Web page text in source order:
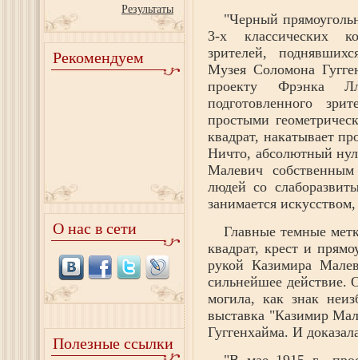
Результаты
Рекомендуем
О нас в сети
Полезные ссылки
"Черный
3-х классических
зрителей,
Музея Соломона
проекту Фрэнка
подготовленного
простыми
квадрат, накатывает
Ничто, абсолютный
Малевич
людей со
занимается
Главные темные
квадрат, крест и
рукой Казимира
сильнейшее действие.
могила, как знак
выставка "Казимир
Гуггенхайма. И